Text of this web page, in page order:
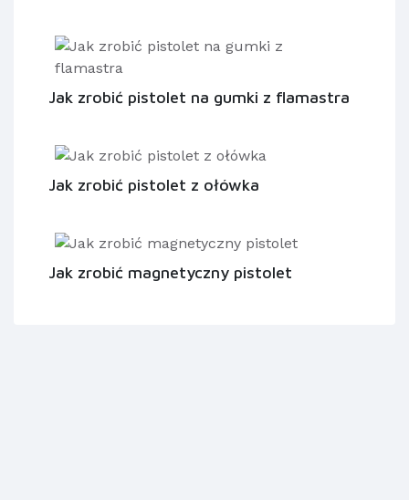
Jak zrobić pistolet na gumki z flamastra
Jak zrobić pistolet z ołówka
Jak zrobić magnetyczny pistolet